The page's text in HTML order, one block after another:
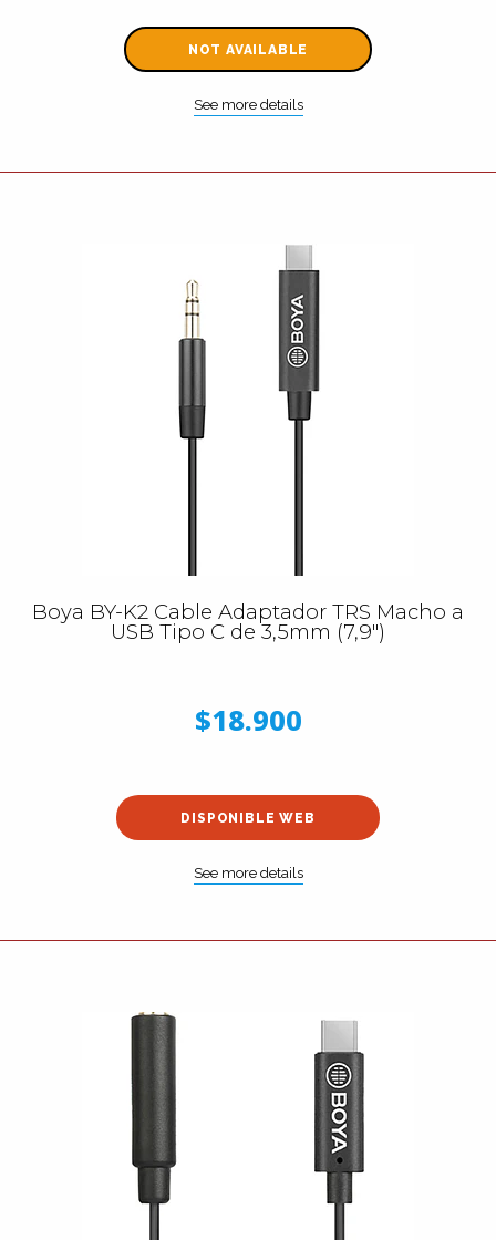
NOT AVAILABLE
See more details
Boya BY-K2 Cable Adaptador TRS Macho a
USB Tipo C de 3,5mm (7,9")
$18.900
DISPONIBLE WEB
See more details